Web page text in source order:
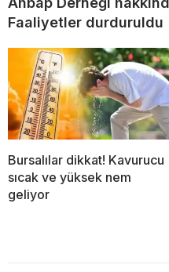
Faaliyetler durduruldu
Bursalılar dikkat! Kavurucu
sıcak ve yüksek nem
geliyor